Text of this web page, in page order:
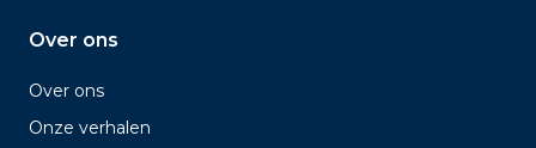
Over ons
Over ons
Onze verhalen